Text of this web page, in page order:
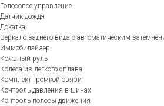
Голосовое управление
Датчик дождя
Докатка
Зеркало заднего вида с автоматическим
Иммобилайзер
Кожаный руль
Колеса из легкого сплава
Комплект громкой связи
Контроль давления в шинах
Контроль полосы движения